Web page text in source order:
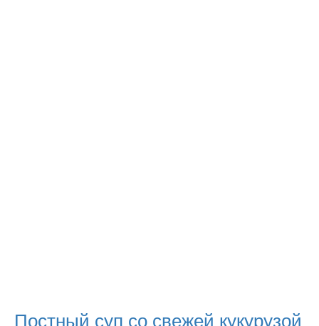
Постный суп со свежей кукурузой